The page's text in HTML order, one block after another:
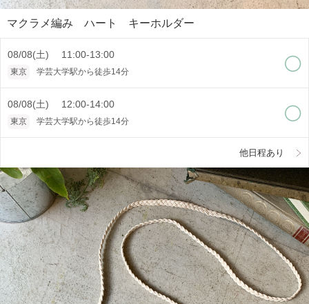
マクラメ編み ハート キーホルダー
08/08(土) 11:00-13:00
東京 学芸大学駅から徒歩14分
08/08(土) 12:00-14:00
東京 学芸大学駅から徒歩14分
他日程あり